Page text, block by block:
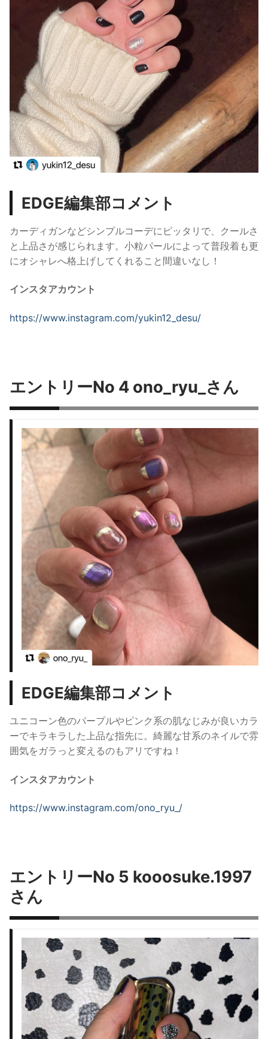
EDGE編集部コメント
カーディガンなどシンプルコーデにピッタリで、クールさ
と上品さが感じられます。 小粒パールによって普段着も更
にオシャレへ格上げしてくれること間違いなし！
インスタアカウント
https://www.instagram.com/yukin12_desu/
エントリーNo 4 ono_ryu_さん
EDGE編集部コメント
ユニコーン色のパープルやピンク系の肌なじみが良いカラ
ーでキラキラした上品な指先に。 綺麗な甘系のネイルで雰
囲気をガラっと変えるのもアリですね！
インスタアカウント
https://www.instagram.com/ono_ryu_/
エントリーNo 5 kooosuke.1997
さん